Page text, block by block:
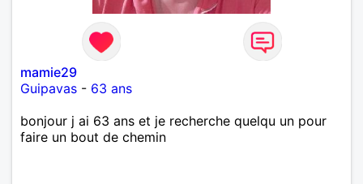
mamie29
Guipavas - 63 ans
bonjour j ai 63 ans et je recherche quelqu un pour
faire un bout de chemin